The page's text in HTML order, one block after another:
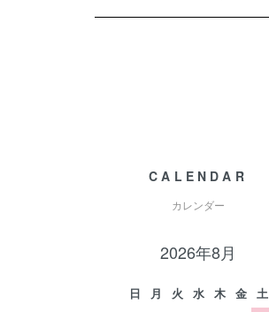
CALENDAR
カレンダー
2026年8月
日 月 火 水 木 金
土